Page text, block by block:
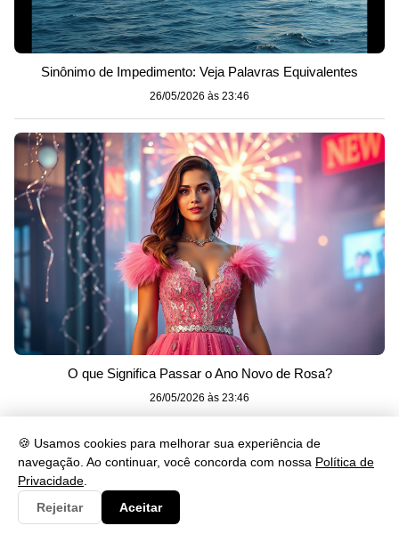
🍪 Usamos cookies para melhorar sua experiência de
navegação. Ao continuar, você concorda com nossa Política de
Privacidade
Rejeitar
Aceitar
Sinônimo de Impedimento: Veja Palavras Equivalentes
26/05/2026 às 23:46
O que Significa Passar o Ano Novo de Rosa?
26/05/2026 às 23:46